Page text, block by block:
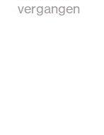
vergangen